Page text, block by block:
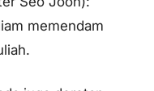
memendam